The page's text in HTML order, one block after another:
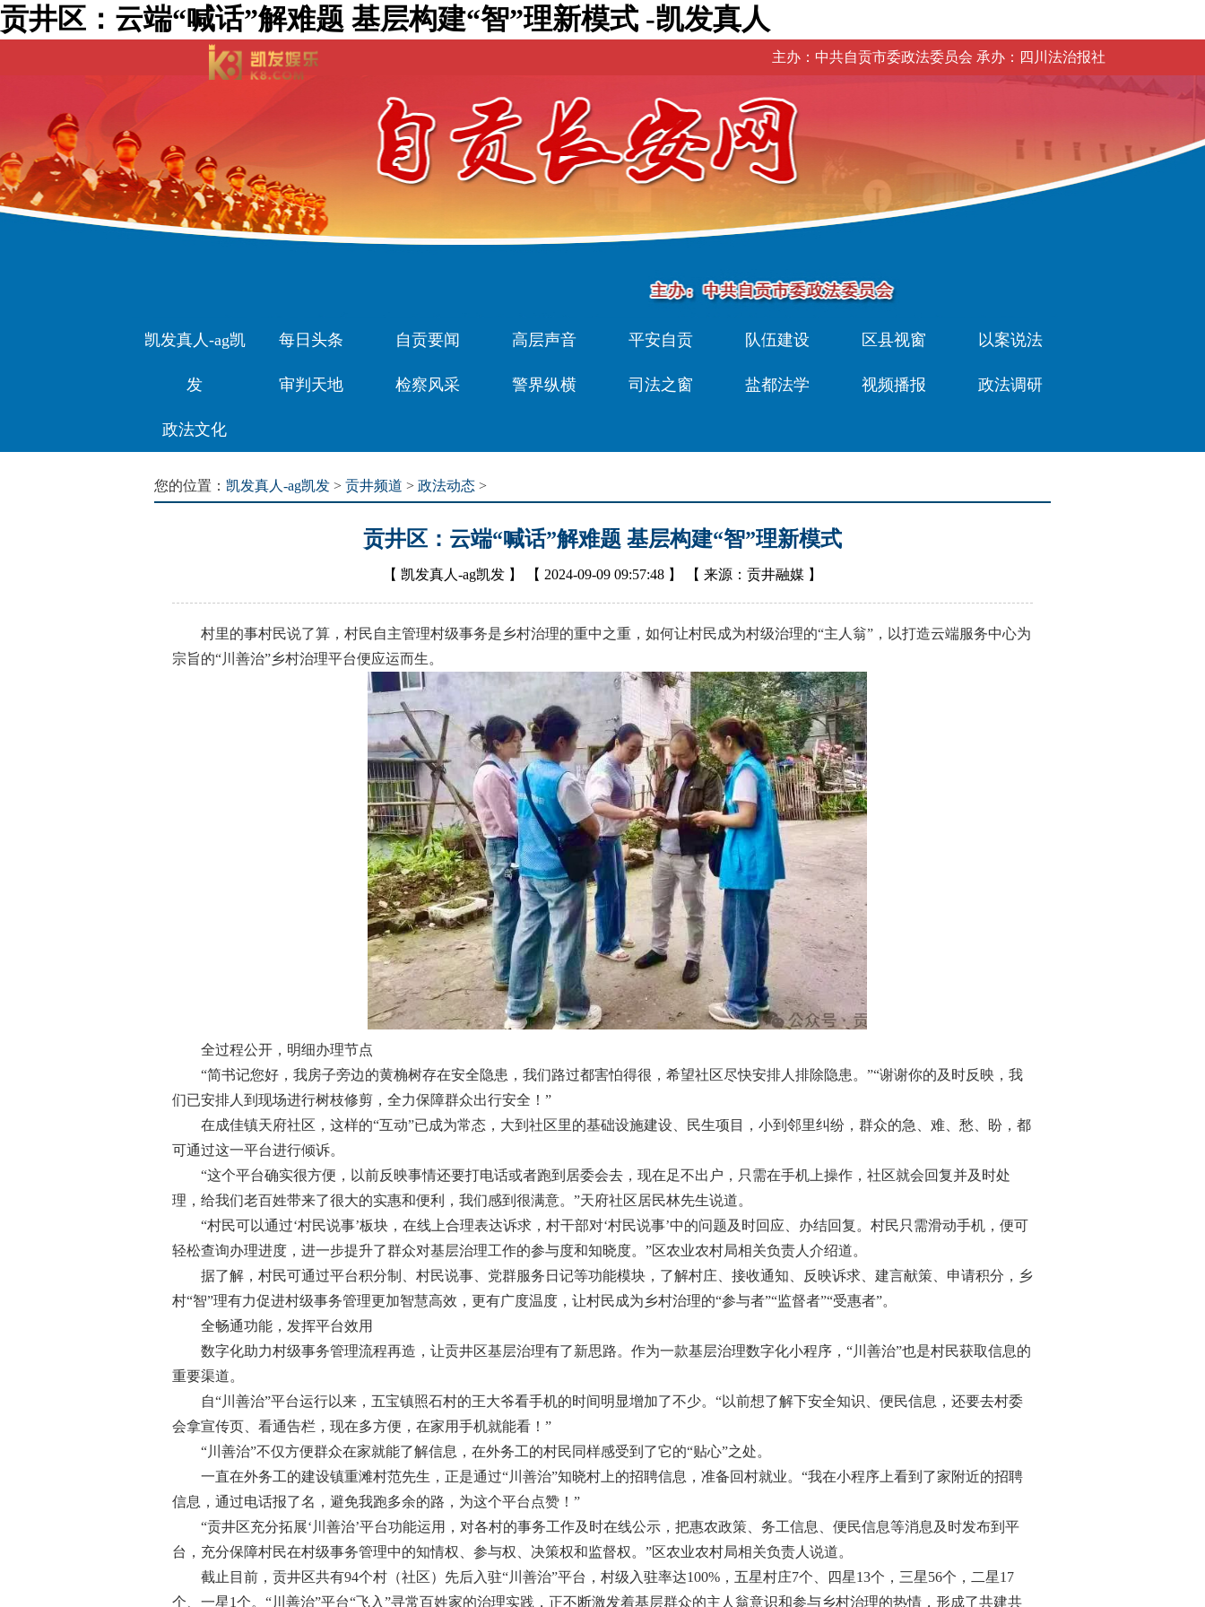
贡井区：云端“喊话”解难题 基层构建“智”理新模式 -凯发真人
主办：中共自贡市委政法委员会 承办：四川法治报社
凯发真人-ag凯
发
每日头条 自贡要闻 高层声音 平安自贡 队伍建设 区县视窗 以案说法
审判天地 检察风采 警界纵横 司法之窗 盐都法学 视频播报 政法调研
政法文化
您的位置： 凯发真人-ag凯发 > 贡井频道 > 政法动态 >
贡井区：云端“喊话”解难题 基层构建“智”理新模式
【 凯发真人-ag凯发 】 【 2024-09-09 09:57:48 】 【 来源：贡井融媒 】
村里的事村民说了算，村民自主管理村级事务是乡村治理的重中之重，如何让村民成为村级治理的“主人翁”，以打造云端服务中心为
宗旨的“川善治”乡村治理平台便应运而生。
全过程公开，明细办理节点
“简书记您好，我房子旁边的黄桷树存在安全隐患，我们路过都害怕得很，希望社区尽快安排人排除隐患。”“谢谢你的及时反映，我
们已安排人到现场进行树枝修剪，全力保障群众出行安全！”
在成佳镇天府社区，这样的“互动”已成为常态，大到社区里的基础设施建设、民生项目，小到邻里纠纷，群众的急、难、愁、盼，都
可通过这一平台进行倾诉。
“这个平台确实很方便，以前反映事情还要打电话或者跑到居委会去，现在足不出户，只需在手机上操作，社区就会回复并及时处
理，给我们老百姓带来了很大的实惠和便利，我们感到很满意。”天府社区居民林先生说道。
“村民可以通过‘村民说事’板块，在线上合理表达诉求，村干部对‘村民说事’中的问题及时回应、办结回复。村民只需滑动手机，便可
轻松查询办理进度，进一步提升了群众对基层治理工作的参与度和知晓度。”区农业农村局相关负责人介绍道。
据了解，村民可通过平台积分制、村民说事、党群服务日记等功能模块，了解村庄、接收通知、反映诉求、建言献策、申请积分，乡
村“智”理有力促进村级事务管理更加智慧高效，更有广度温度，让村民成为乡村治理的“参与者”“监督者”“受惠者”。
全畅通功能，发挥平台效用
数字化助力村级事务管理流程再造，让贡井区基层治理有了新思路。作为一款基层治理数字化小程序，“川善治”也是村民获取信息的
重要渠道。
自“川善治”平台运行以来，五宝镇照石村的王大爷看手机的时间明显增加了不少。“以前想了解下安全知识、便民信息，还要去村委
会拿宣传页、看通告栏，现在多方便，在家用手机就能看！”
“川善治”不仅方便群众在家就能了解信息，在外务工的村民同样感受到了它的“贴心”之处。
一直在外务工的建设镇重滩村范先生，正是通过“川善治”知晓村上的招聘信息，准备回村就业。“我在小程序上看到了家附近的招聘
信息，通过电话报了名，避免我跑多余的路，为这个平台点赞！”
“贡井区充分拓展‘川善治’平台功能运用，对各村的事务工作及时在线公示，把惠农政策、务工信息、便民信息等消息及时发布到平
台，充分保障村民在村级事务管理中的知情权、参与权、决策权和监督权。”区农业农村局相关负责人说道。
截止目前，贡井区共有94个村（社区）先后入驻“川善治”平台，村级入驻率达100%，五星村庄7个、四星13个，三星56个，二星17
个、一星1个。“川善治”平台“飞入”寻常百姓家的治理实践，正不断激发着基层群众的主人翁意识和参与乡村治理的热情，形成了共建共